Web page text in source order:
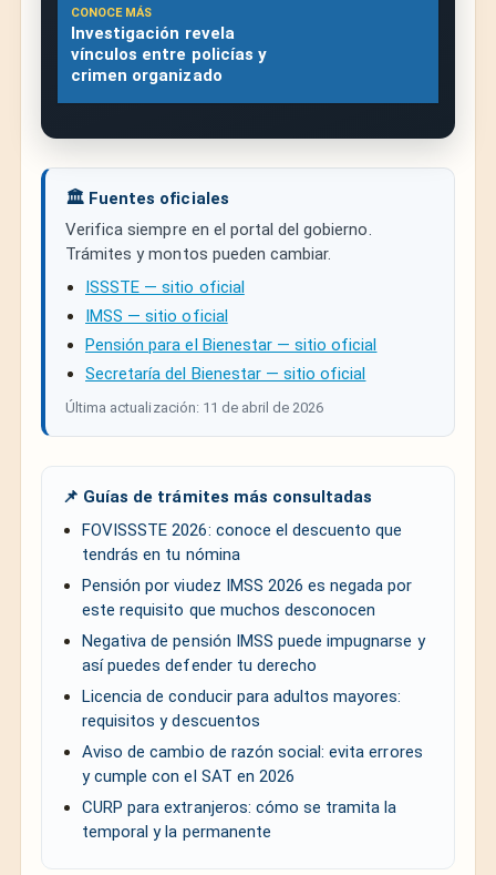
CONOCE MÁS
Investigación revela
vínculos entre policías y
crimen organizado
🏛️ Fuentes oficiales
Verifica siempre en el portal del gobierno.
Trámites y montos pueden cambiar.
ISSSTE — sitio oficial
IMSS — sitio oficial
Pensión para el Bienestar — sitio oficial
Secretaría del Bienestar — sitio oficial
Última actualización: 11 de abril de 2026
📌 Guías de trámites más consultadas
FOVISSSTE 2026: conoce el descuento que
tendrás en tu nómina
Pensión por viudez IMSS 2026 es negada por
este requisito que muchos desconocen
Negativa de pensión IMSS puede impugnarse y
así puedes defender tu derecho
Licencia de conducir para adultos mayores:
requisitos y descuentos
Aviso de cambio de razón social: evita errores
y cumple con el SAT en 2026
CURP para extranjeros: cómo se tramita la
temporal y la permanente